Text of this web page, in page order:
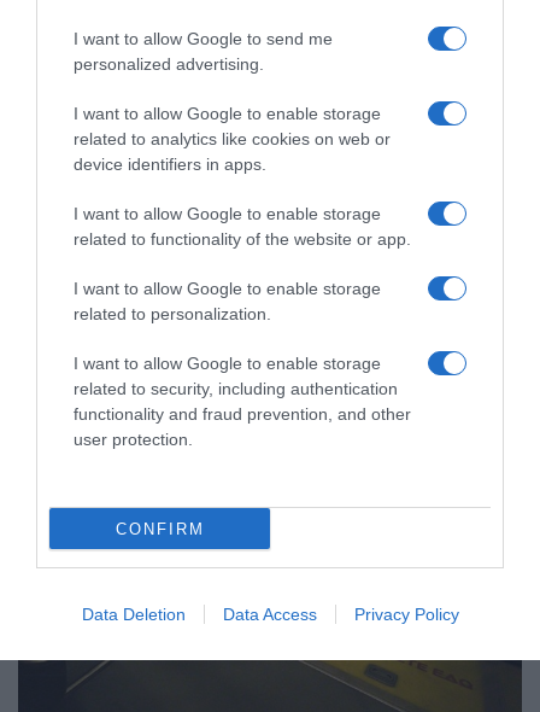
I want to allow Google to send me
personalized advertising.
I want to allow Google to enable storage
related to analytics like cookies on web or
device identifiers in apps.
I want to allow Google to enable storage
related to functionality of the website or app.
I want to allow Google to enable storage
related to personalization.
I want to allow Google to enable storage
related to security, including authentication
functionality and fraud prevention, and other
user protection.
CONFIRM
Data Deletion Data Access Privacy Policy
ΕΛΛΑΔΑ
Τι υποστήριξε ο οδηγός του λεωφορείου για
την τσάντα με τα 30.000 ευρώ που ξέχασε
Η αστυνομία την παρέδωσε άθικτη στην γυναίκα